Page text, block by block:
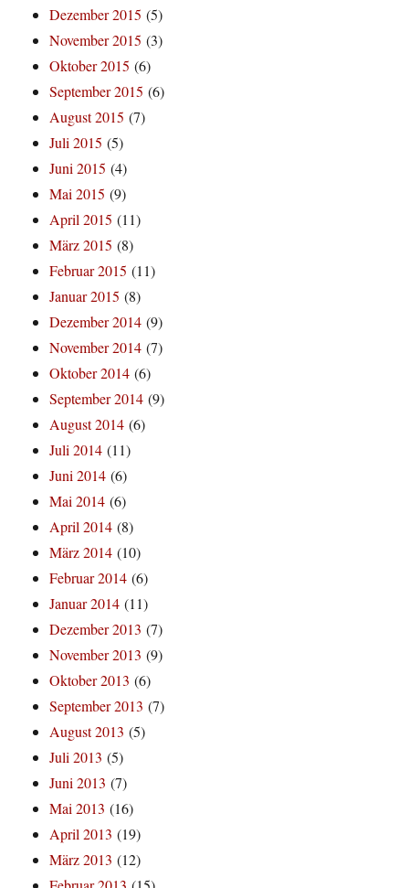
Dezember 2015 (5)
November 2015 (3)
Oktober 2015 (6)
September 2015 (6)
August 2015 (7)
Juli 2015 (5)
Juni 2015 (4)
Mai 2015 (9)
April 2015 (11)
März 2015 (8)
Februar 2015 (11)
Januar 2015 (8)
Dezember 2014 (9)
November 2014 (7)
Oktober 2014 (6)
September 2014 (9)
August 2014 (6)
Juli 2014 (11)
Juni 2014 (6)
Mai 2014 (6)
April 2014 (8)
März 2014 (10)
Februar 2014 (6)
Januar 2014 (11)
Dezember 2013 (7)
November 2013 (9)
Oktober 2013 (6)
September 2013 (7)
August 2013 (5)
Juli 2013 (5)
Juni 2013 (7)
Mai 2013 (16)
April 2013 (19)
März 2013 (12)